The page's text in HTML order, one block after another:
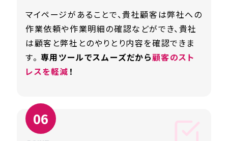
マイページがあることで、貴社顧客は弊社への
作業依頼や作業明細の確認などができ、貴社
は顧客と弊社とのやりとり内容を確認できま
す。 専用ツールでスムーズだから顧客のスト
レスを軽減 ！